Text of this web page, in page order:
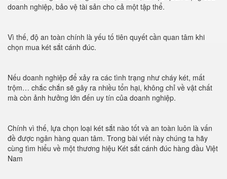
doanh nghiệp, bảo vệ tài sản cho cả một tập thể.
Vì thế, độ an toàn chính là yếu tố tiên quyết cần quan tâm khi
chọn mua két sắt cánh đúc.
Nếu doanh nghiệp để xảy ra các tình trạng như cháy két, mất
trộm… chắc chắn sẽ gây ra nhiều tổn hại, không chỉ về vật chất
mà còn ảnh hưởng lớn đến uy tín của doanh nghiệp.
Chính vì thế, lựa chọn loại két sắt nào tốt và an toàn luôn là vấn
đề được ngân hàng quan tâm. Trong bài viết này chúng ta hãy
cùng tìm hiểu về một thương hiệu Két sắt cánh đúc hàng đầu Việt
Nam